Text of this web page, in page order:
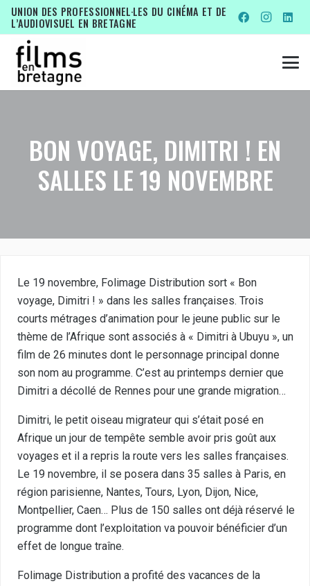
UNION DES PROFESSIONNEL·LES DU CINÉMA ET DE
L’AUDIOVISUEL EN BRETAGNE
BON VOYAGE, DIMITRI ! EN
SALLES LE 19 NOVEMBRE
Le 19 novembre, Folimage Distribution sort « Bon
voyage, Dimitri ! » dans les salles françaises. Trois
courts métrages d’animation pour le jeune public sur le
thème de l’Afrique sont associés à « Dimitri à Ubuyu », un
film de 26 minutes dont le personnage principal donne
son nom au programme. C’est au printemps dernier que
Dimitri a décollé de Rennes pour une grande migration…
Dimitri, le petit oiseau migrateur qui s’était posé en
Afrique un jour de tempête semble avoir pris goût aux
voyages et il a repris la route vers les salles françaises.
Le 19 novembre, il se posera dans 35 salles à Paris, en
région parisienne, Nantes, Tours, Lyon, Dijon, Nice,
Montpellier, Caen… Plus de 150 salles ont déjà réservé le
programme dont l’exploitation va pouvoir bénéficier d’un
effet de longue traîne.
Folimage Distribution a profité des vacances de la